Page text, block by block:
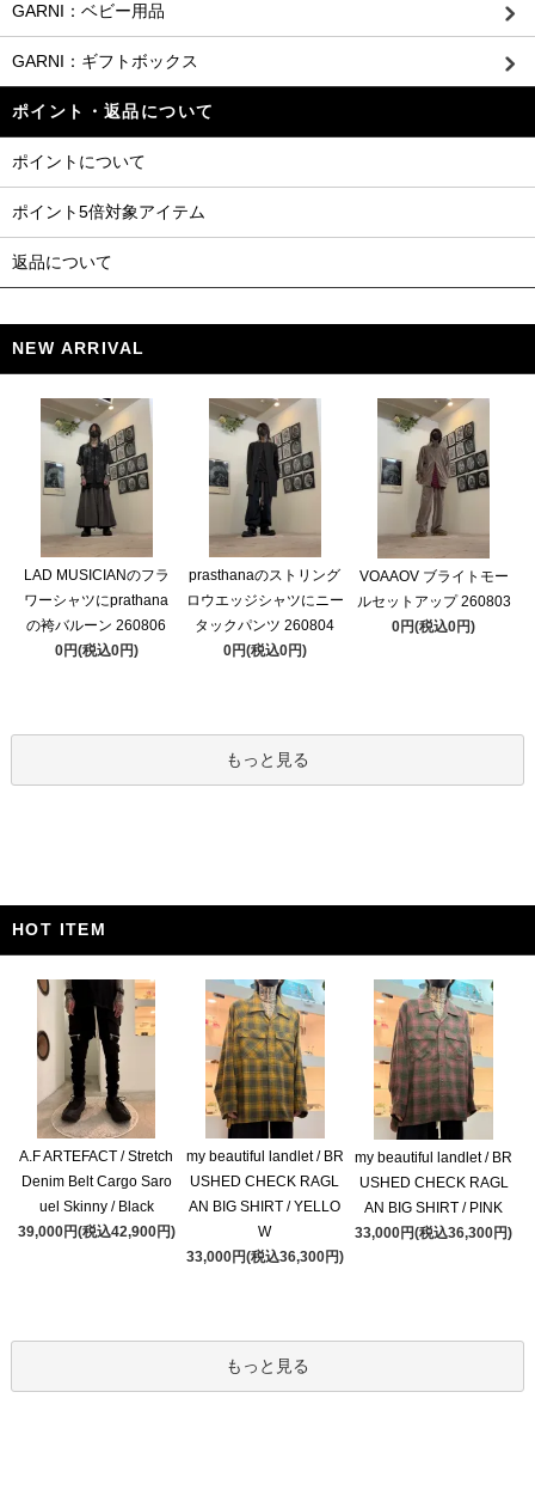
GARNI：ベビー用品
GARNI：ギフトボックス
ポイント・返品について
ポイントについて
ポイント5倍対象アイテム
返品について
NEW ARRIVAL
LAD MUSICIANのフラ
ワーシャツにprathana
の袴バルーン 260806
0円(税込0円)
prasthanaのストリング
ロウエッジシャツにニー
タックパンツ 260804
0円(税込0円)
VOAAOV ブライトモー
ルセットアップ 260803
0円(税込0円)
もっと見る
HOT ITEM
A.F ARTEFACT / Stretch
Denim Belt Cargo Saro
uel Skinny / Black
39,000円(税込42,900円)
my beautiful landlet / BR
USHED CHECK RAGL
AN BIG SHIRT / YELLO
W
33,000円(税込36,300円)
my beautiful landlet / BR
USHED CHECK RAGL
AN BIG SHIRT / PINK
33,000円(税込36,300円)
もっと見る